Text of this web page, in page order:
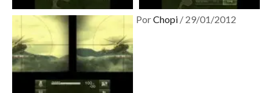
PorChopi / 29/01/2012